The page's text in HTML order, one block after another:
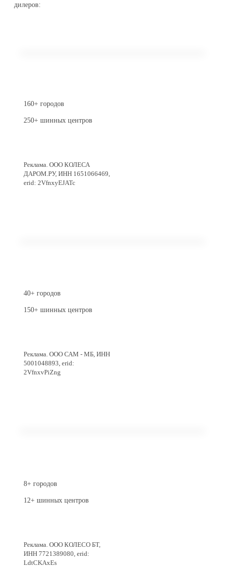
дилеров:
160+ городов
250+ шинных центров
Реклама. ООО КОЛЕСА
ДАРОМ.РУ, ИНН 1651066469,
erid: 2VfnxyEJATc
40+ городов
150+ шинных центров
Реклама. ООО САМ - МБ, ИНН
5001048893, erid:
2VfnxvPiZng
8+ городов
12+ шинных центров
Реклама. ООО КОЛЕСО БТ,
ИНН 7721389080, erid:
LdtCKAxEs